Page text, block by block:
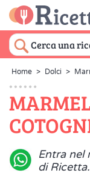
Home > Dolci >
Entra nel
di